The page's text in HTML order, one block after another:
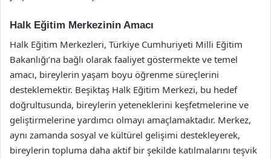
Halk Eğitim Merkezinin Amacı
Halk Eğitim Merkezleri, Türkiye Cumhuriyeti Milli Eğitim
Bakanlığı’na bağlı olarak faaliyet göstermekte ve temel
amacı, bireylerin yaşam boyu öğrenme süreçlerini
desteklemektir. Beşiktaş Halk Eğitim Merkezi, bu hedef
doğrultusunda, bireylerin yeteneklerini keşfetmelerine ve
geliştirmelerine yardımcı olmayı amaçlamaktadır. Merkez,
aynı zamanda sosyal ve kültürel gelişimi destekleyerek,
bireylerin topluma daha aktif bir şekilde katılmalarını teşvik